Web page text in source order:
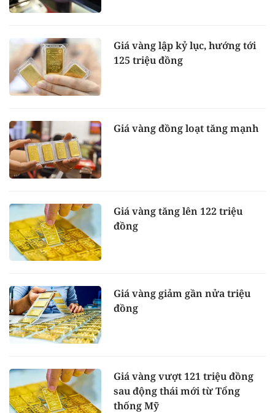
Giá vàng lập kỷ lục, hướng tới
125 triệu đồng
Giá vàng đồng loạt tăng mạnh
Giá vàng tăng lên 122 triệu
đồng
Giá vàng giảm gần nửa triệu
đồng
Giá vàng vượt 121 triệu đồng
sau động thái mới từ Tổng
thống Mỹ